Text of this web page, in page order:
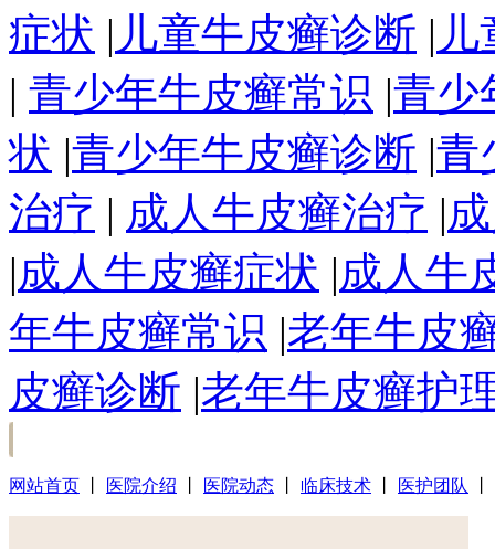
症状 | 儿童牛皮癣诊断 |
| 青少年牛皮癣常识 |青少
状 |青少年牛皮癣诊断 |青
治疗 | 成人牛皮癣治疗 |
|成人牛皮癣症状 |成人牛
年牛皮癣常识 |老年牛皮
皮癣诊断 |老年牛皮癣护
网站首页 医院介绍 医院动态 临床技术 医护团队